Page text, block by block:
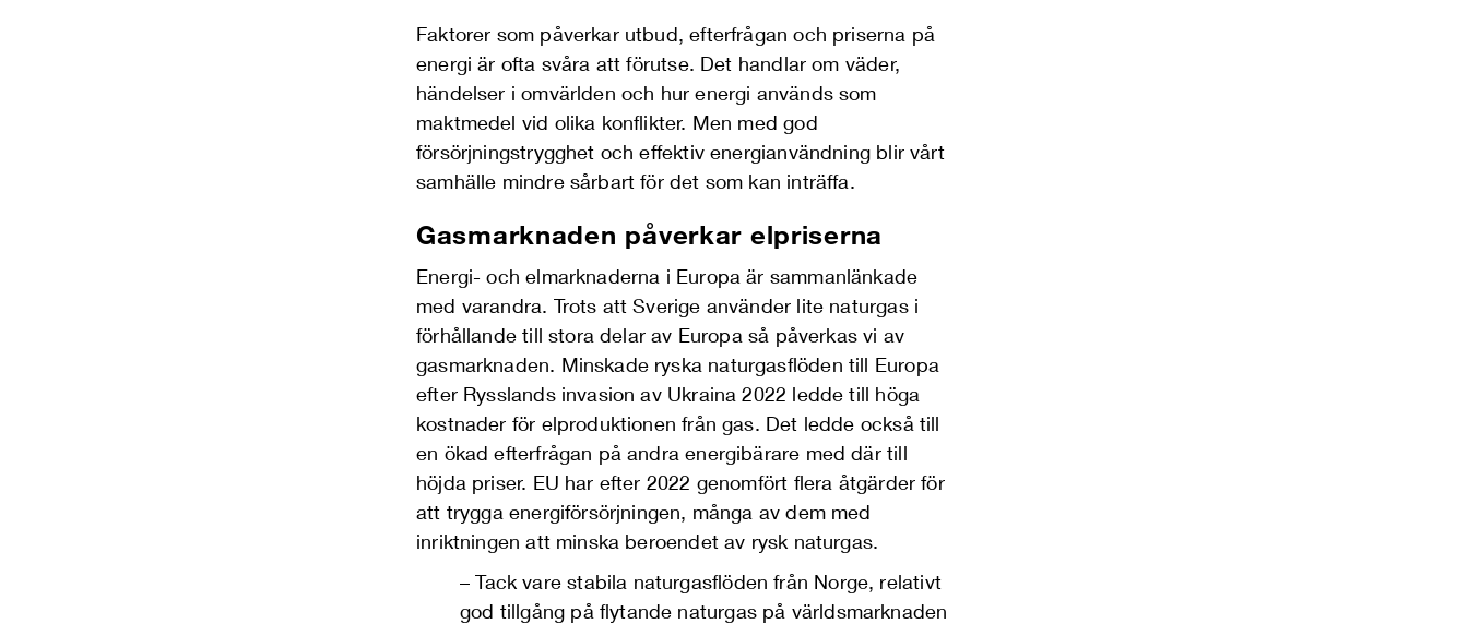
Faktorer som påverkar utbud, efterfrågan och priserna på
energi är ofta svåra att förutse. Det handlar om väder,
händelser i omvärlden och hur energi används som
maktmedel vid olika konflikter. Men med god
försörjningstrygghet och effektiv energianvändning blir vårt
samhälle mindre sårbart för det som kan inträffa.
Gasmarknaden påverkar elpriserna
Energi- och elmarknaderna i Europa är sammanlänkade
med varandra. Trots att Sverige använder lite naturgas i
förhållande till stora delar av Europa så påverkas vi av
gasmarknaden. Minskade ryska naturgasflöden till Europa
efter Rysslands invasion av Ukraina 2022 ledde till höga
kostnader för elproduktionen från gas. Det ledde också till
en ökad efterfrågan på andra energibärare med där till
höjda priser. EU har efter 2022 genomfört flera åtgärder för
att trygga energiförsörjningen, många av dem med
inriktningen att minska beroendet av rysk naturgas.
–Tack vare stabila naturgasflöden från Norge, relativt
god tillgång på flytande naturgas på världsmarknaden